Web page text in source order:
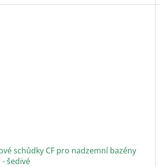
schůdky CF pro nadzemní bazény
- šedivé